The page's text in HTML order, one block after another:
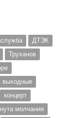
ДТЭК
Труханов
выходные
концерт
молчания